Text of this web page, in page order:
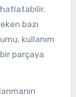
bazı
kullanım
parçaya